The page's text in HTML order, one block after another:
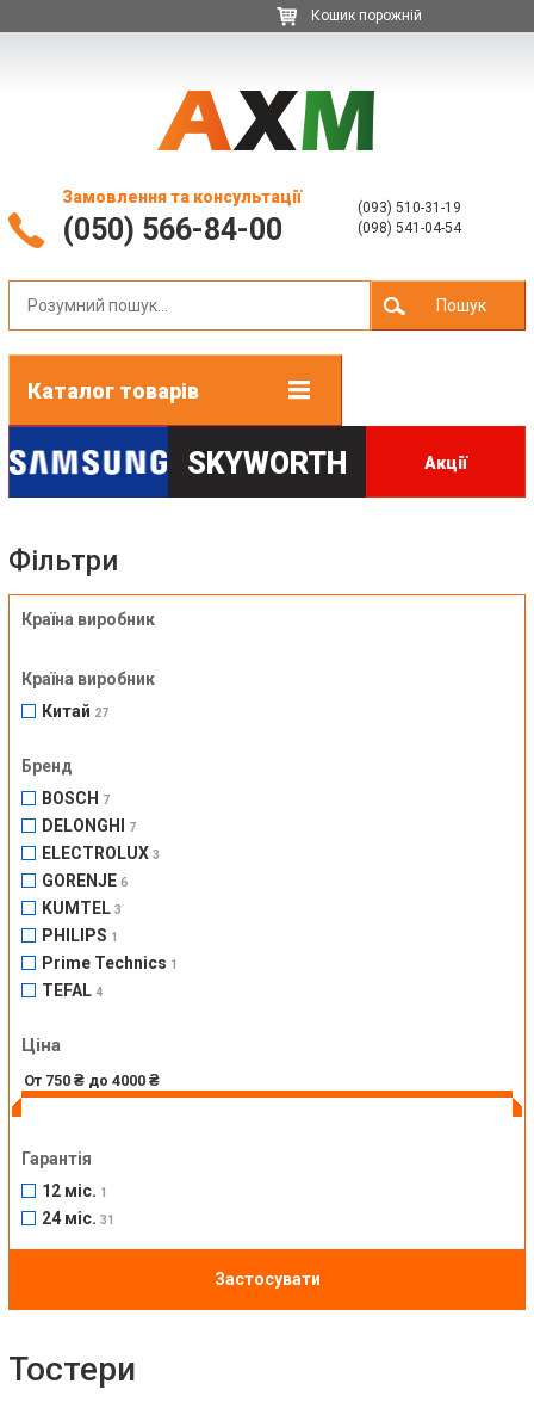
Кошик порожній
Замовлення та консультації
(050) 566-84-00
(093) 510-31-19
(098) 541-04-54
Пошук
Каталог товарів
SKYWORTH Акції
Тостери
Фільтри
Країна виробник
Країна виробник
Китай 27
Бренд
BOSCH
7
DELONGHI 7
ELECTROLUX 3
GORENJE 6
KUMTEL 3
PHILIPS 1
Prime Technics 1
TEFAL 4
Ціна
Гарантія
12 міс. 1
24 міс. 31
Застосувати